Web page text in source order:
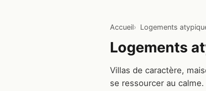
Accueil Logements
Logements
Villas de caractère,
se ressourcer au calme.